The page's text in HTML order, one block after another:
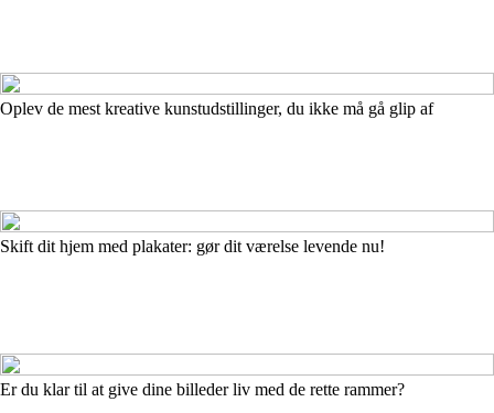
Oplev de mest kreative kunstudstillinger, du ikke må gå glip af
Skift dit hjem med plakater: gør dit værelse levende nu!
Er du klar til at give dine billeder liv med de rette rammer?